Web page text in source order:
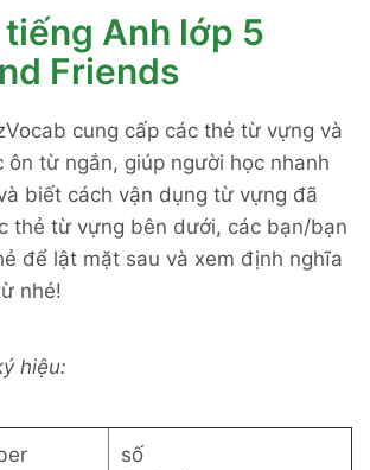
Anh lớp 5
Friends
cung cấp các thẻ từ vựng và
ôn từ ngắn, giúp người học nhanh
biết cách vận dụng từ vựng đã
thẻ từ vựng bên dưới, các bạn/bạn
để lật mặt sau và xem định nghĩa
nhé!
hiệu:
số